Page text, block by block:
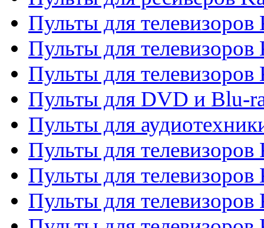
Пульты для телевизоров
Пульты для телевизоров
Пульты для телевизоров
Пульты для DVD и Blu-
Пульты для
Пульты для
Пульты для телевизоров
Пульты для телевизоров